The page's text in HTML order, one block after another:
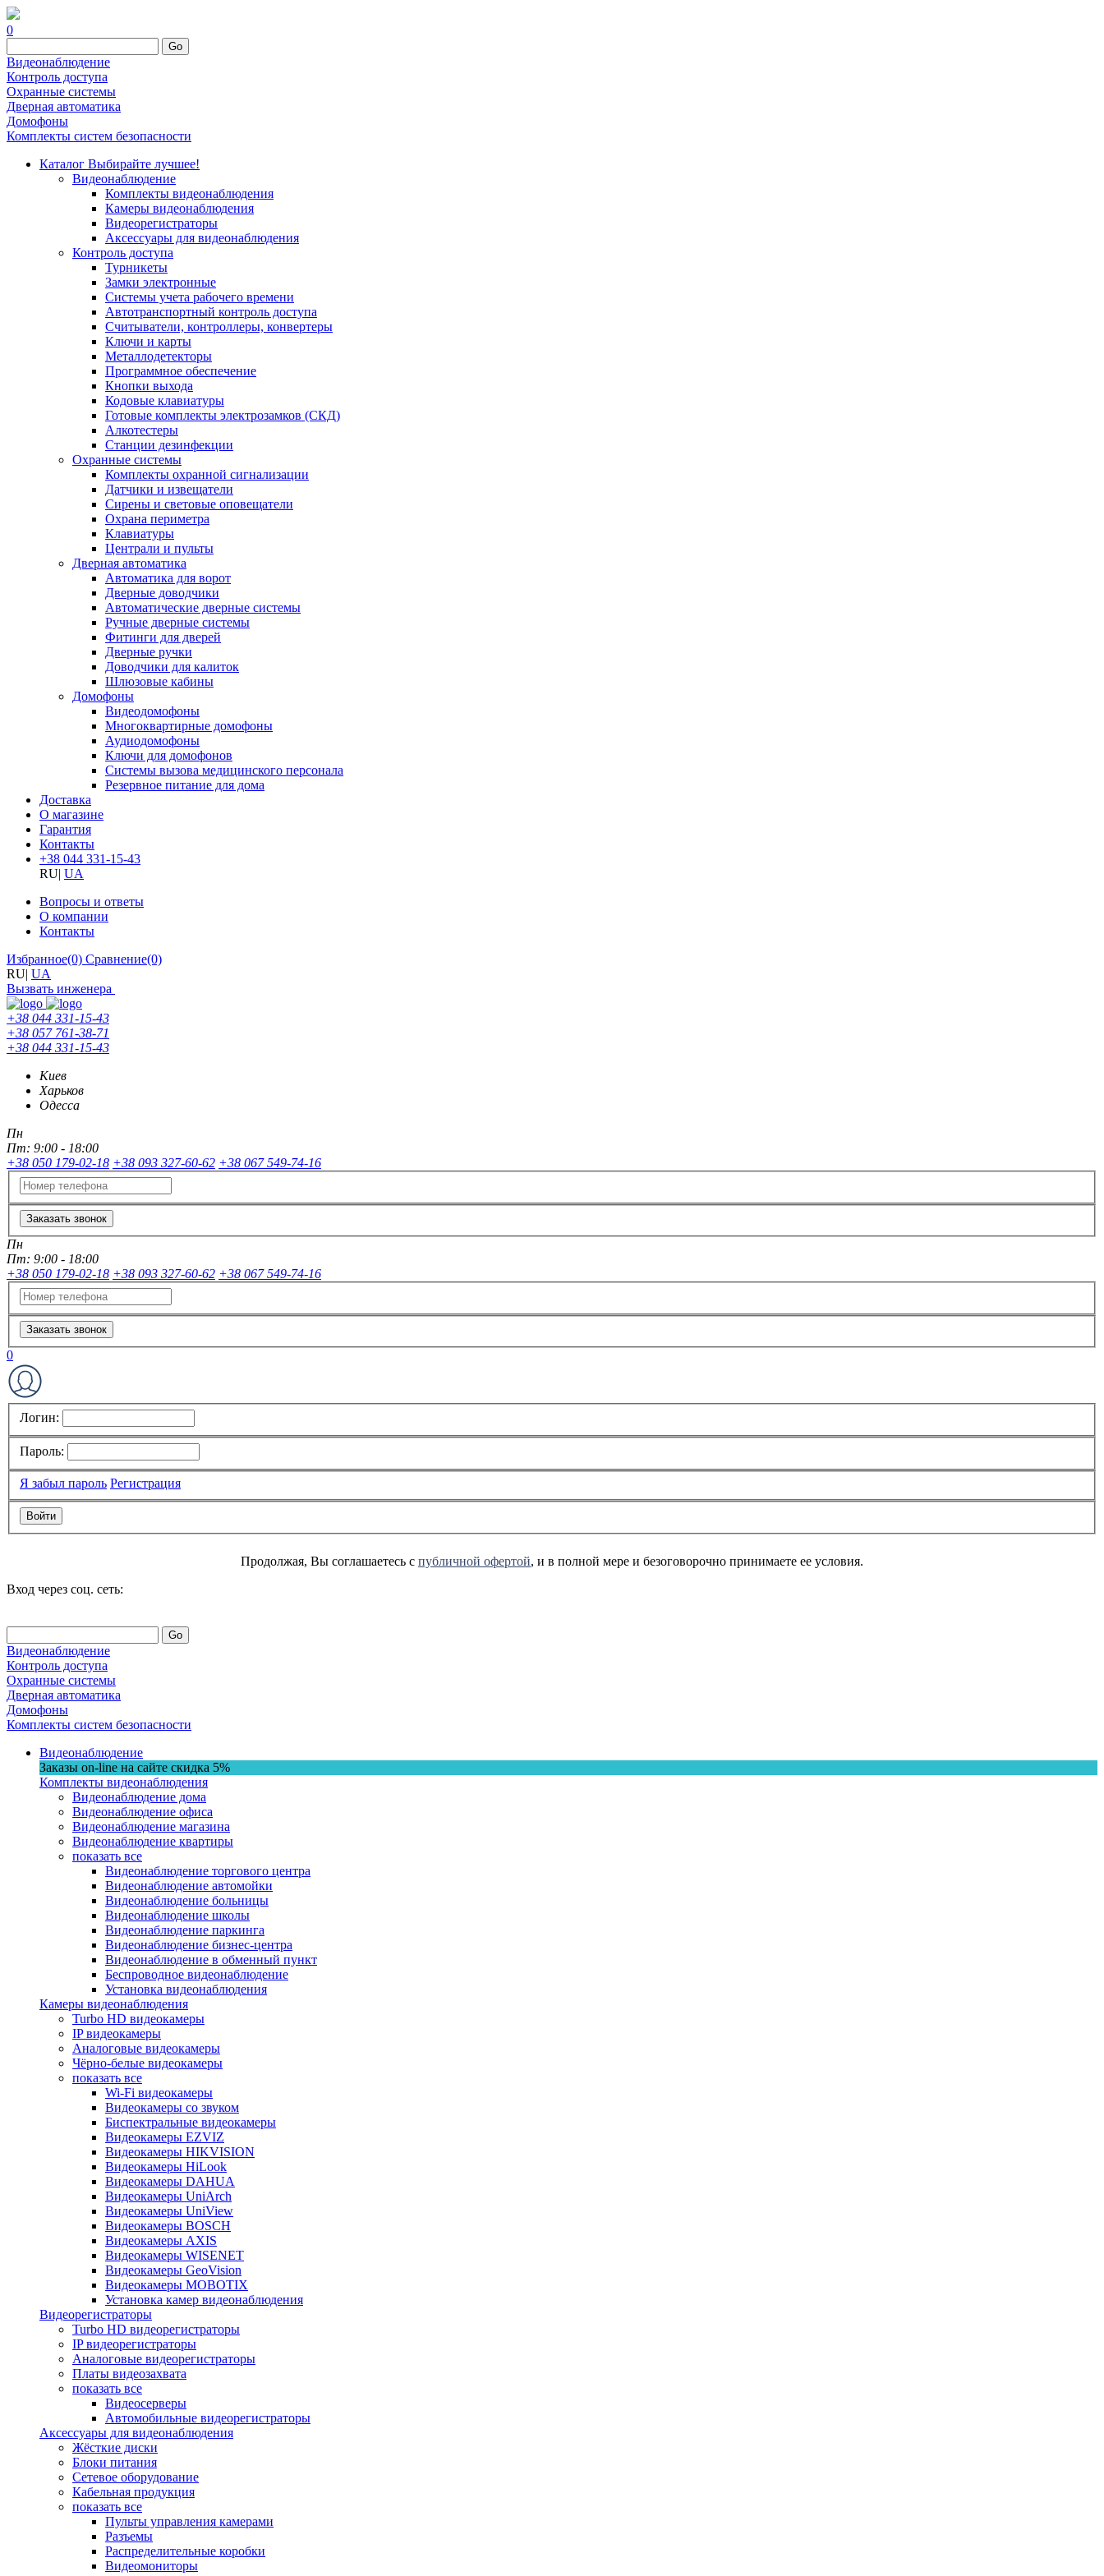
0
Go
Видеонаблюдение
Контроль доступа
Охранные системы
Дверная автоматика
Домофоны
Комплекты систем безопасности
Каталог Выбирайте лучшее!
Видеонаблюдение
Комплекты видеонаблюдения
Камеры видеонаблюдения
Видеорегистраторы
Аксессуары для видеонаблюдения
Контроль доступа
Турникеты
Замки электронные
Системы учета рабочего времени
Автотранспортный контроль доступа
Считыватели, контроллеры, конвертеры
Ключи и карты
Металлодетекторы
Программное обеспечение
Кнопки выхода
Кодовые клавиатуры
Готовые комплекты электрозамков (СКД)
Алкотестеры
Станции дезинфекции
Охранные системы
Комплекты охранной сигнализации
Датчики и извещатели
Сирены и световые оповещатели
Охрана периметра
Клавиатуры
Централи и пульты
Дверная автоматика
Автоматика для ворот
Дверные доводчики
Автоматические дверные системы
Ручные дверные системы
Фитинги для дверей
Дверные ручки
Доводчики для калиток
Шлюзовые кабины
Домофоны
Видеодомофоны
Многоквартирные домофоны
Аудиодомофоны
Ключи для домофонов
Системы вызова медицинского персонала
Резервное питание для дома
Доставка
О магазине
Гарантия
Контакты
+38 044 331-15-43
RU| UA
Вопросы и ответы
О компании
Контакты
Избранное(0) Сравнение(0)
RU| UA
Вызвать инженера
+38 044 331-15-43
+38 057 761-38-71
+38 044 331-15-43
Киев
Харьков
Одесса
Пн
Пт: 9:00 - 18:00
+38 050 179-02-18 +38 093 327-60-62 +38 067 549-74-16
Заказать звонок
Пн
Пт: 9:00 - 18:00
+38 050 179-02-18 +38 093 327-60-62 +38 067 549-74-16
Заказать звонок
0
Логин:
Пароль:
Я забыл пароль Регистрация
Продолжая, Вы соглашаетесь с публичной офертой, и в полной мере и безоговорочно принимаете ее условия.
Вход через соц. сеть:
Go
Видеонаблюдение
Контроль доступа
Охранные системы
Дверная автоматика
Домофоны
Комплекты систем безопасности
Видеонаблюдение
Заказы on-line на сaйте скидка 5%
Комплекты видеонаблюдения
Видеонаблюдение дома
Видеонаблюдение офиса
Видеонаблюдение магазина
Видеонаблюдение квартиры
показать все
Видеонаблюдение торгового центра
Видеонаблюдение автомойки
Видеонаблюдение больницы
Видеонаблюдение школы
Видеонаблюдение паркинга
Видеонаблюдение бизнес-центра
Видеонаблюдение в обменный пункт
Беспроводное видеонаблюдение
Установка видеонаблюдения
Камеры видеонаблюдения
Turbo HD видеокамеры
IP видеокамеры
Аналоговые видеокамеры
Чёрно-белые видеокамеры
показать все
Wi-Fi видеокамеры
Видеокамеры со звуком
Биспектральные видеокамеры
Видеокамеры EZVIZ
Видеокамеры HIKVISION
Видеокамеры HiLook
Видеокамеры DAHUA
Видеокамеры UniArch
Видеокамеры UniView
Видеокамеры BOSCH
Видеокамеры AXIS
Видеокамеры WISENET
Видеокамеры GeoVision
Видеокамеры MOBOTIX
Установка камер видеонаблюдения
Видеорегистраторы
Turbo HD видеорегистраторы
IP видеорегистраторы
Аналоговые видеорегистраторы
Платы видеозахвата
показать все
Видеосерверы
Автомобильные видеорегистраторы
Аксессуары для видеонаблюдения
Жёсткие диски
Блоки питания
Сетевое оборудование
Кабельная продукция
показать все
Пульты управления камерами
Разъемы
Распределительные коробки
Видеомониторы